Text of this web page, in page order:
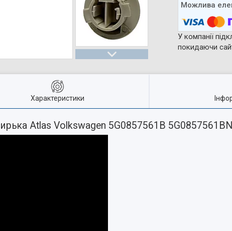
У компанії
покидаючи
Характеристики
Atlas Volkswagen 5G0857561B